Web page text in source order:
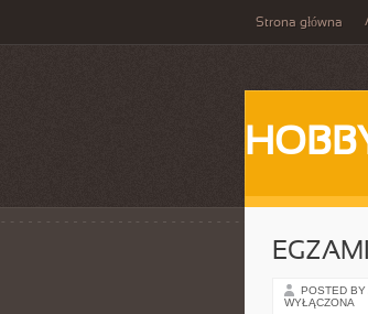
Strona główna
POSTED BY
WYŁĄCZONA